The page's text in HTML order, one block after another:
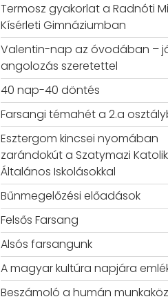
Termosz gyakorlat a Radnóti
Kísérleti Gimnáziumban
Valentin-nap az óvodában –
angolozás szeretettel
40 nap-40 döntés
Farsangi témahét a 2.a
Esztergom kincsei nyomában
zarándokút a Szatymazi
Általános Iskolásokkal
Bűnmegelőzési előadások
Felsős Farsang
Alsós farsangunk
A magyar kultúra napjára
Beszámoló a humán